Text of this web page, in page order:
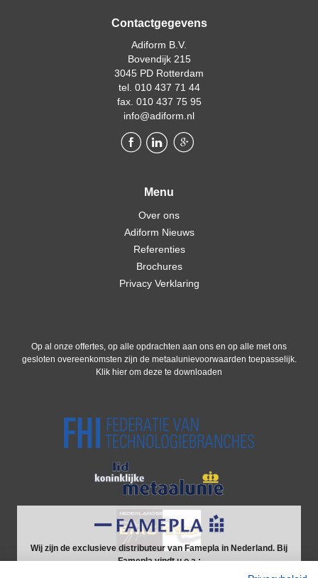
Contactgegevens
Adiform B.V.
Bovendijk 215
3045 PD Rotterdam
tel. 010 437 71 44
fax. 010 437 75 95
info@adiform.nl
Menu
Over ons
Adiform Nieuws
Referenties
Brochures
Privacy Verklaring
Op al onze offertes, op alle opdrachten aan ons en op alle met ons
gesloten overeenkomsten zijn de metaalunievoorwaarden toepasselijk.
Klik hier om deze te downloaden
Wij zijn de exclusieve distributeur van Famepla in Nederland. Bij
Famepla vindt u o.a.: